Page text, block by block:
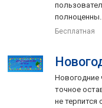
Бесплатная
Новогодние
точное
не терпится